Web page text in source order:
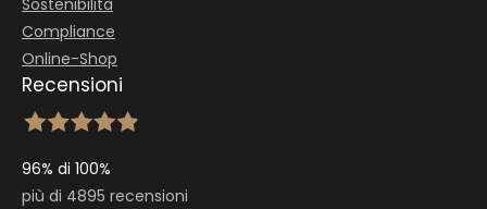
Compliance
Online-Shop
Recensioni
96% di 100%
più di 4895 recensioni